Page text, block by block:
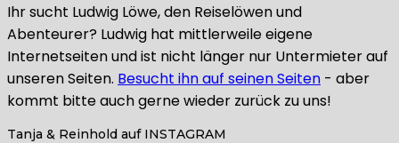
Ihr sucht Ludwig Löwe, den Reiselöwen und
Abenteurer? Ludwig hat mittlerweile eigene
Internetseiten und ist nicht länger nur Untermieter auf
unseren Seiten. Besucht ihn auf seinen Seiten - aber
kommt bitte auch gerne wieder zurück zu uns!
Tanja & Reinhold auf INSTAGRAM